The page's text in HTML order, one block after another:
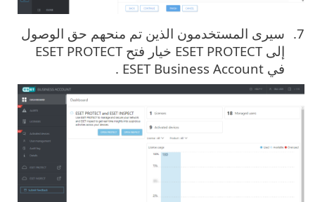
سيرى المستخدمون الذين تم منحهم حق الوصول
إلى ESET PROTECT خيار فتح ESET PROTECT
في ESET Business Account .